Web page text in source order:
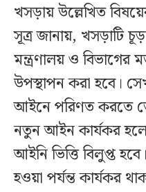
খসড়ায় উল্লেখিত বিষয়ের
সূত্র জানায়, খসড়াটি
মন্ত্রণালয় ও বিভাগের
উপস্থাপন করা হবে।
আইনে পরিণত করতে
নতুন আইন কার্যকর হলে
আইনি ভিত্তি বিলুপ্ত
হওয়া পর্যন্ত কার্যকর